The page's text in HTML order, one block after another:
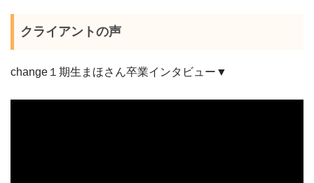
クライアントの声
change１期生まほさん卒業インタビュー▼